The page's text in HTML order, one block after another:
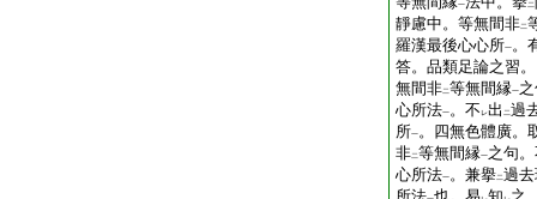
一 二
靜慮中。等無間非二
羅漢最後心心所一。
答。品類足論之習
無間非二等無間縁一
心所法一。不 レ出 二過
所一。四無色體廣。
非二等無間縁一之句
心所法一。兼擧二過